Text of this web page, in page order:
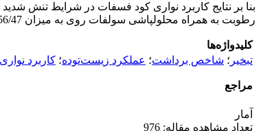
بنا بر نتایج کاربرد نواری کود فسفات در شرایط تنش
رطوبت به همراه محلول­پاشی سولفات روی به میزان 56/47 درصد به دست آمد.
کلیدواژه‌ها
تبخیر ؛ شاخص برداشت؛ عملکرد زیست‌توده؛ کاربرد نواری
مراجع
آمار
تعداد مشاهده مقاله: 976